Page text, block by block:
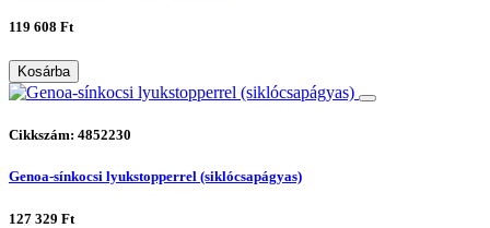
119 608 Ft
Kosárba
Cikkszám: 4852230
Genoa-sínkocsi lyukstopperrel (siklócsapágyas)
127 329 Ft